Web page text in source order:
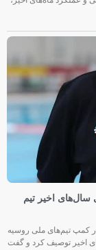
سال‌های اخیر تیم
کمپ تیم‌های ملی روسیه
اخیر توصیف کرد و گفت